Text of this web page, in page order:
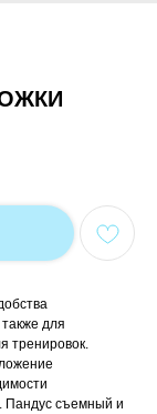
для
тренировок.
Пандус съемный и